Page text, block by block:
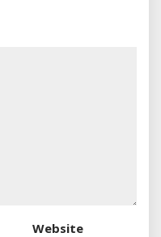
Website